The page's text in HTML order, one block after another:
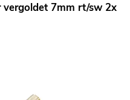
vergoldet 7mm rt/sw 2x